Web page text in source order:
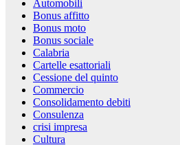
Automobili
Bonus affitto
Bonus moto
Bonus sociale
Calabria
Cartelle esattoriali
Cessione del quinto
Commercio
Consolidamento debiti
Consulenza
crisi impresa
Cultura